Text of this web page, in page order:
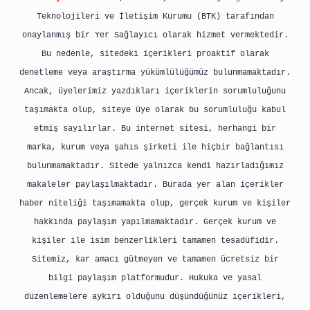
Teknolojileri ve İletişim Kurumu (BTK) tarafından
onaylanmış bir Yer Sağlayıcı olarak hizmet vermektedir.
Bu nedenle, sitedeki içerikleri proaktif olarak
denetleme veya araştırma yükümlülüğümüz bulunmamaktadır.
Ancak, üyelerimiz yazdıkları içeriklerin sorumluluğunu
taşımakta olup, siteye üye olarak bu sorumluluğu kabul
etmiş sayılırlar. Bu internet sitesi, herhangi bir
marka, kurum veya şahıs şirketi ile hiçbir bağlantısı
bulunmamaktadır. Sitede yalnızca kendi hazırladığımız
makaleler paylaşılmaktadır. Burada yer alan içerikler
haber niteliği taşımamakta olup, gerçek kurum ve kişiler
hakkında paylaşım yapılmamaktadır. Gerçek kurum ve
kişiler ile isim benzerlikleri tamamen tesadüfidir.
Sitemiz, kar amacı gütmeyen ve tamamen ücretsiz bir
bilgi paylaşım platformudur. Hukuka ve yasal
düzenlemelere aykırı olduğunu düşündüğünüz içerikleri,